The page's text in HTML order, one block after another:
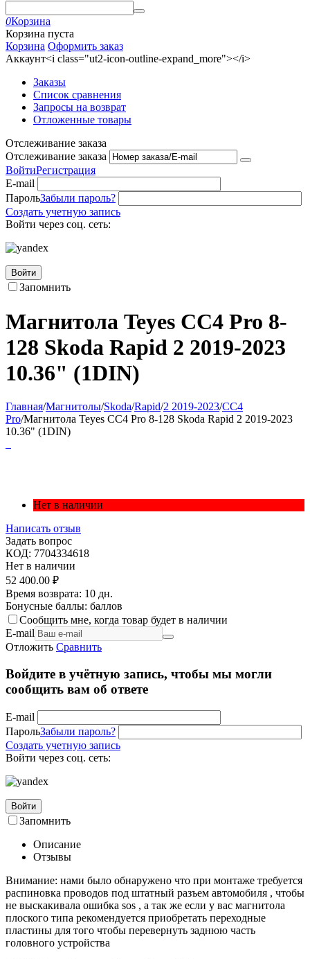
0Корзина
Корзина пуста
Корзина Оформить заказ
Аккаунт<i class="ut2-icon-outline-expand_more"></i>
Заказы
Список сравнения
Запросы на возврат
Отложенные товары
Отслеживание заказа
Отслеживание заказа
ВойтиРегистрация
E-mail
ПарольЗабыли пароль?
Создать учетную запись
Войти через соц. сеть:
Войти
Запомнить
Магнитола Teyes CC4 Pro 8-
128 Skoda Rapid 2 2019-2023
10.36" (1DIN)
Главная/Магнитолы/Skoda/Rapid/2 2019-2023/CC4
Pro/Магнитола Teyes CC4 Pro 8-128 Skoda Rapid 2 2019-2023
10.36" (1DIN)
Нет в наличии
Написать отзыв
Задать вопрос
КОД: 7704334618
Нет в наличии
52 400.00 ₽
Время возврата: 10 дн.
Бонусные баллы: баллов
Сообщить мне, когда товар будет в наличии
E-mail
Отложить Сравнить
Войдите в учётную запись, чтобы мы могли
сообщить вам об ответе
E-mail
ПарольЗабыли пароль?
Создать учетную запись
Войти через соц. сеть:
Войти
Запомнить
Описание
Отзывы
Внимание: нами было обнаружено что при монтаже требуется
распиновка проводов под штатный разъем автомобиля , чтобы
не выскакивала ошибка sos , а так же если у вас магнитола
плоского типа рекомендуется приобретать переходные
пластины для того чтобы перевернуть заднюю часть
головного устройства